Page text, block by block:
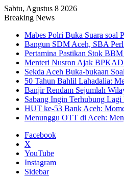
Sabtu, Agustus 8 2026
Breaking News
Mabes Polri Buka Suara soal
Bangun SDM Aceh, SBA
Pertamina Pastikan Stok
Menteri Nusron Ajak BPKAD
Sekda Aceh Buka-bukaan
50 Tahun Bahlil Lahadalia:
Banjir Rendam Sejumlah
Sabang Ingin Terhubung
HUT ke-53 Bank Aceh:
Menunggu OTT di Aceh:
Facebook
X
YouTube
Instagram
Sidebar